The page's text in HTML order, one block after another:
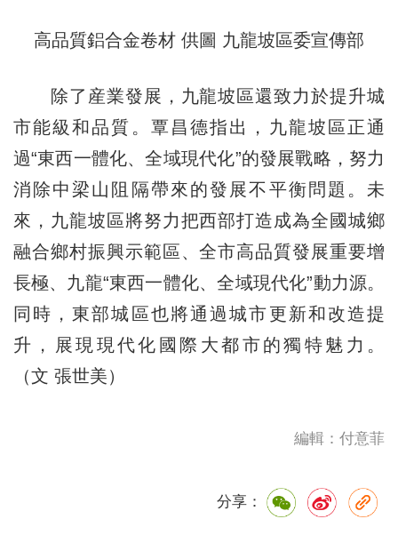
高品質鋁合金卷材 供圖 九龍坡區委宣傳部
除了産業發展，九龍坡區還致力於提升城
市能級和品質。覃昌德指出，九龍坡區正通
過“東西一體化、全域現代化”的發展戰略，努力
消除中梁山阻隔帶來的發展不平衡問題。未
來，九龍坡區將努力把西部打造成為全國城鄉
融合鄉村振興示範區、全市高品質發展重要增
長極、九龍“東西一體化、全域現代化”動力源。
同時，東部城區也將通過城市更新和改造提
升，展現現代化國際大都市的獨特魅力。
（文 張世美）
編輯：付意菲
分享：